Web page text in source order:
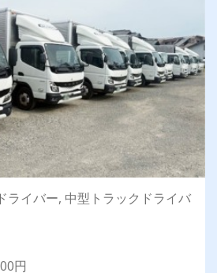
ライバー, 中型トラックドライバ
円